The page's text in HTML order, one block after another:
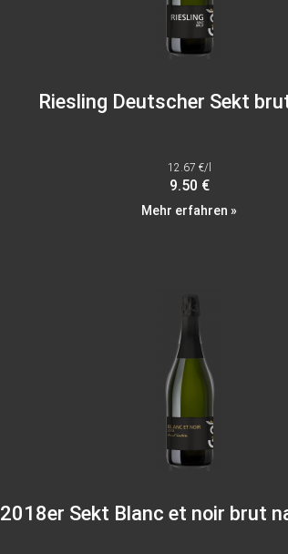
Riesling Deutscher Sekt
12.67 €/l
9.50 €
Mehr erfahren »
2018er Sekt Blanc et noir brut